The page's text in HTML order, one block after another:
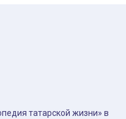
татарской жизни» в